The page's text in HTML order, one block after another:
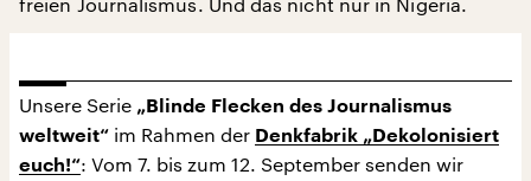
Unsere Serie „Blinde Flecken des Journalismus
weltweit“ im Rahmen der Denkfabrik „Dekolonisiert
euch!“: Vom 7. bis zum 12. September senden wir